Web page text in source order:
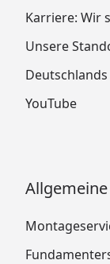
Karriere: Wir
Unsere
YouTube